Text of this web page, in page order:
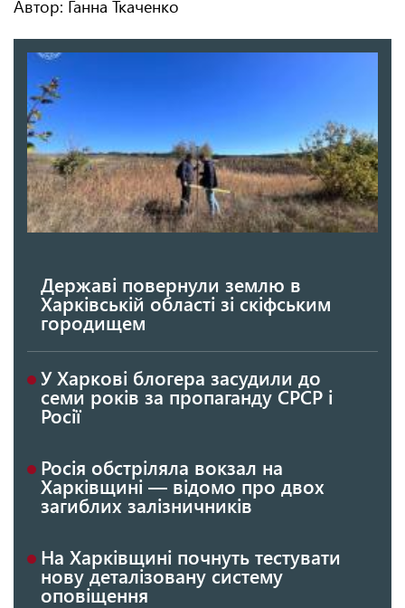
Автор: Ганна Ткаченко
Державі повернули землю в
Харківській області зі скіфським
городищем
У Харкові блогера засудили до
семи років за пропаганду СРСР і
Росії
Росія обстріляла вокзал на
Харківщині — відомо про двох
загиблих залізничників
На Харківщині почнуть тестувати
нову деталізовану систему
оповіщення